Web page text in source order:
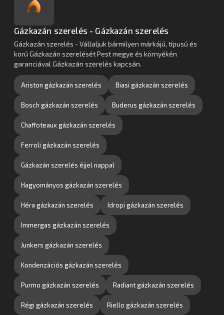
Gázkazán szerelés - Gázkazán szerelés
Gázkazán szerelés - Vállaljuk bármilyen márkájú, típusú és
korú Gázkazán szerelését Pest megye és környékén
garanciával Gázkazán szerelés kapcsán.
Ariston gázkazán szerelés Biasi gázkazán szerelés
Bosch gázkazán szerelés Buderus gázkazán szerelés
Chaffoteaux gázkazán szerelés
Ferroli gázkazán szerelés
Gázkazán szerelés éjjel nappal
Hagyományos gázkazán szerelés
Héra gázkazán szerelés Idropi gázkazán szerelés
Immergas gázkazán szerelés
Junkers gázkazán szerelés
Kondenzációs gázkazán szerelés
Purmo gázkazán szerelés Radiant gázkazán szerelés
Régi gázkazán szerelés Riello gázkazán szerelés